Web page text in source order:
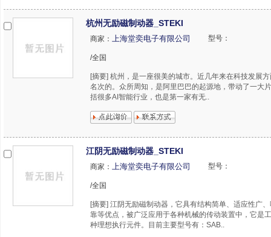
杭州无励磁制动器_STEKI
商家： 上海堂奕电子有限公司 型号：
/全国
[摘要] 杭州，是一座很美的城市。近几年来在科技发展
名次的。众所周知，是阿里巴巴的起源地，带动了一大
括很多AI智能行业，也是第一家有无..
江阴无励磁制动器_STEKI
商家： 上海堂奕电子有限公司 型号：
/全国
[摘要] 江阴无励磁制动器，它具有结构简单、适应性广
靠等优点，被广泛应用于各种机械的传动装置中，它是
种理想执行元件。目前主要型号有：SAB..